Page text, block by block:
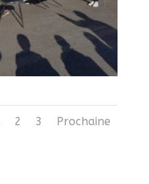
2 3 Prochaine